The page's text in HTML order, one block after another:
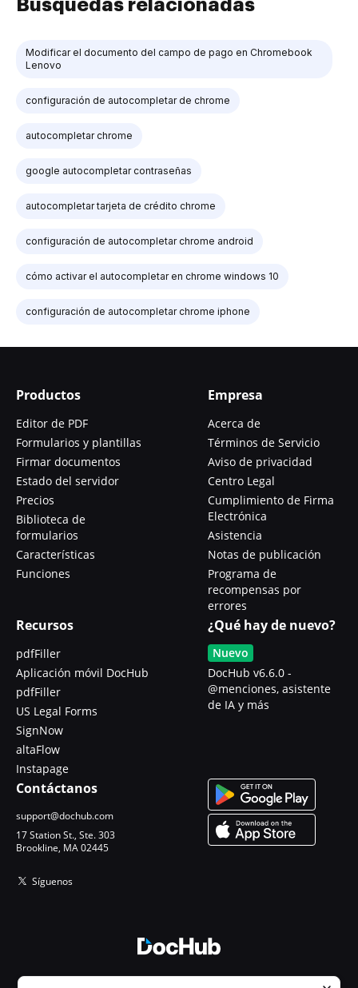
Búsquedas relacionadas
Modificar el documento del campo de pago en Chromebook
Lenovo
configuración de autocompletar de chrome
autocompletar chrome
google autocompletar contraseñas
autocompletar tarjeta de crédito chrome
configuración de autocompletar chrome android
cómo activar el autocompletar en chrome windows 10
configuración de autocompletar chrome iphone
Productos
Editor de PDF
Formularios y plantillas
Firmar documentos
Estado del servidor
Precios
Biblioteca de
formularios
Características
Funciones
Empresa
Acerca de
Términos de Servicio
Aviso de privacidad
Centro Legal
Cumplimiento de Firma
Electrónica
Asistencia
Notas de publicación
Programa de
recompensas por
errores
Recursos
pdfFiller
Aplicación móvil DocHub
pdfFiller
US Legal Forms
SignNow
altaFlow
Instapage
¿Qué hay de nuevo?
Nuevo
DocHub v6.6.0 -
@menciones, asistente
de IA y más
Contáctanos
support@dochub.com
17 Station St., Ste. 303
Brookline, MA 02445
Síguenos